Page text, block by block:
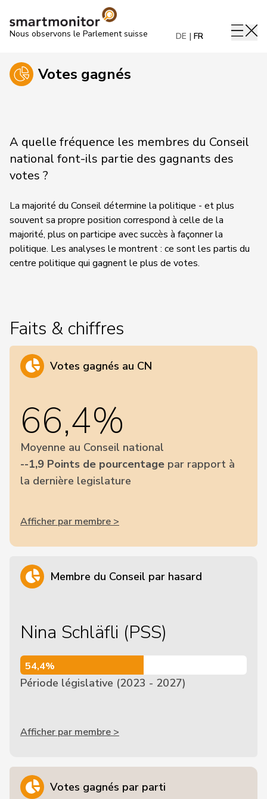
Nous observons le Parlement suisse DE FR
Votes gagnés
A quelle fréquence les membres du Conseil
national font-ils partie des gagnants des
votes ?
La majorité du Conseil détermine la politique - et plus
souvent sa propre position correspond à celle de la
majorité, plus on participe avec succès à façonner la
politique. Les analyses le montrent : ce sont les partis du
centre politique qui gagnent le plus de votes.
Faits & chiffres
Votes gagnés au CN
66,4%
Moyenne au Conseil national
--1,9 Points de pourcentage par rapport à
la dernière legislature
Afficher par membre >
Membre du Conseil par hasard
Nina Schläfli (PSS)
54,4%
54,4%
Période législative (2023 - 2027)
Afficher par membre >
Votes gagnés par parti